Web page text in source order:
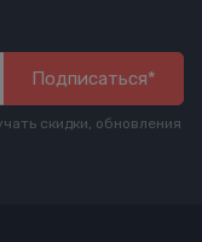
Подписаться*
скидки, обновления